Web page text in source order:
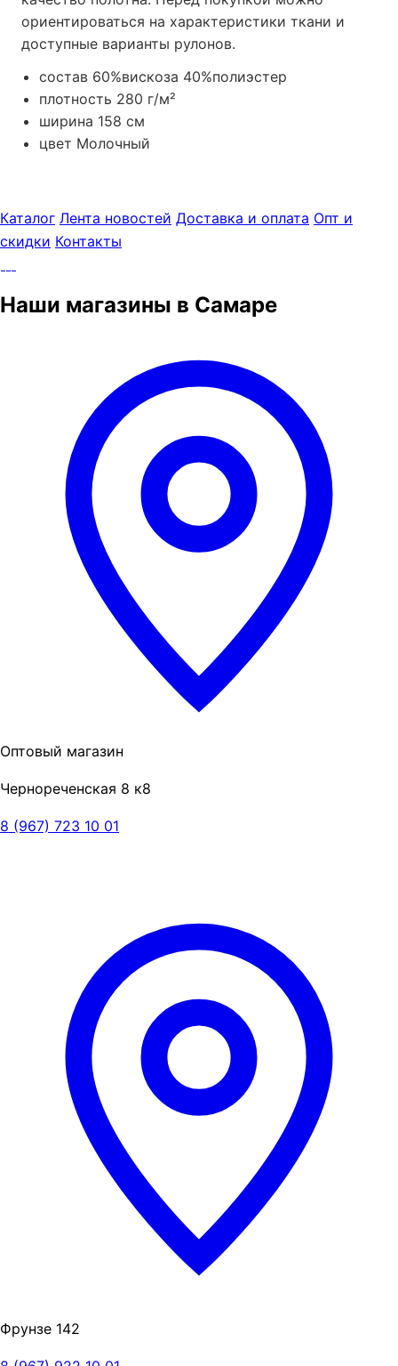
ориентироваться на характеристики ткани и
доступные варианты рулонов.
состав 60%вискоза 40%полиэстер
плотность 280 г/м²
ширина 158 см
цвет Молочный
Каталог Лента новостей Доставка и оплата Опт и
скидки Контакты
Наши магазины в Самаре
Оптовый магазин
Чернореченская 8 к8
8 (967) 723 10 01
Фрунзе 142